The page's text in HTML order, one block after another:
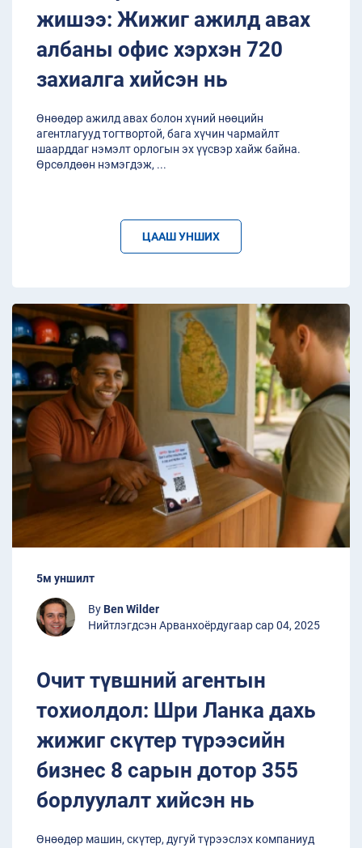
жишээ: Жижиг ажилд авах
албаны офис хэрхэн 720
захиалга хийсэн нь
Өнөөдөр ажилд авах болон хүний нөөцийн
агентлагууд тогтвортой, бага хүчин чармайлт
шаарддаг нэмэлт орлогын эх үүсвэр хайж байна.
Өрсөлдөөн нэмэгдэж, ...
ЦААШ УНШИХ
5м уншилт
ByBen Wilder
Нийтлэгдсэн Арванхоёрдугаар сар 04, 2025
Очит түвшний агентын
тохиолдол: Шри Ланка дахь
жижиг скүтер түрээсийн
бизнес 8 сарын дотор 355
борлуулалт хийсэн нь
Өнөөдөр машин, скүтер, дугуй түрээслэх компаниуд